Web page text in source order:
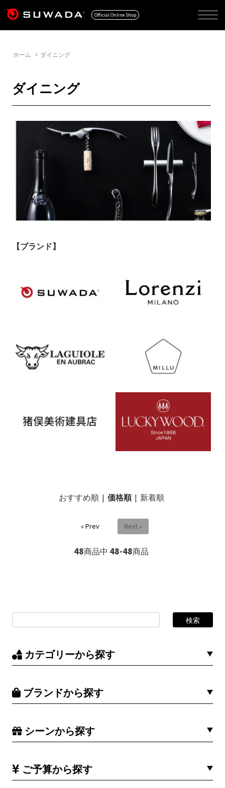
Official Online Shop
ホーム > ダイニング
ダイニング
【ブランド】
おすすめ順| 価格順| 新着順
« Prev Next »
48商品中 48-48商品
カテゴリーから探す
ブランドから探す
シーンから探す
ご予算から探す